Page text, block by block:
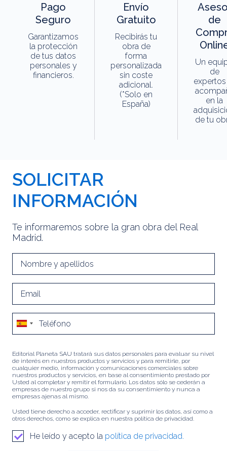
Pago
Seguro
Garantizamos
la protección
de tus datos
personales y
financieros.
Envío
Gratuito
Recibirás tu
obra de
forma
personalizada
sin coste
adicional.
(*Solo en
España)
de
Un
de
en la
de tu
SOLICITAR
INFORMACIÓN
Te informaremos sobre la gran obra del Real
Madrid.
Editorial Planeta SAU tratará sus datos personales para evaluar su nivel
de interés en nuestros productos y servicios y para remitirle, por
cualquier medio, información y comunicaciones comerciales sobre
nuestros productos y servicios, en base al consentimiento prestado por
Usted al completar y remitir el formulario. Los datos sólo se cederán a
empresas de nuestro grupo si nos da su consentimiento y nunca a
empresas ajenas al mismo.
Usted tiene derecho a acceder, rectificar y suprimir los datos, así como a
otros derechos, como se explica en nuestra política de privacidad.
He leído y acepto la política de privacidad.